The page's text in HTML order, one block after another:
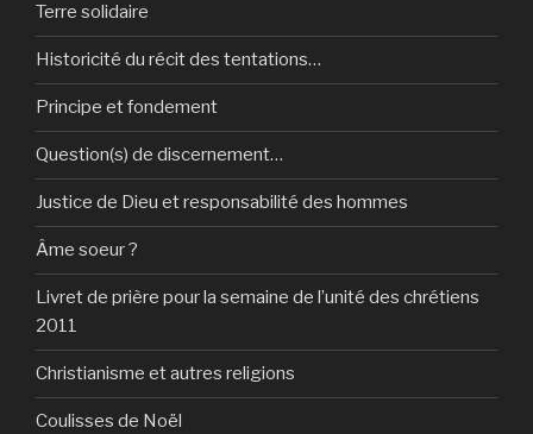
Terre solidaire
Historicité du récit des tentations…
Principe et fondement
Question(s) de discernement…
Justice de Dieu et responsabilité des hommes
Âme soeur ?
Livret de prière pour la semaine de l’unité des chrétiens
2011
Christianisme et autres religions
Coulisses de Noël